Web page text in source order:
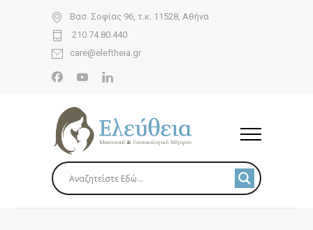
Βασ. Σοφίας 96, τ.κ. 11528, Αθήνα
210.74.80.440
care@eleftheia.gr